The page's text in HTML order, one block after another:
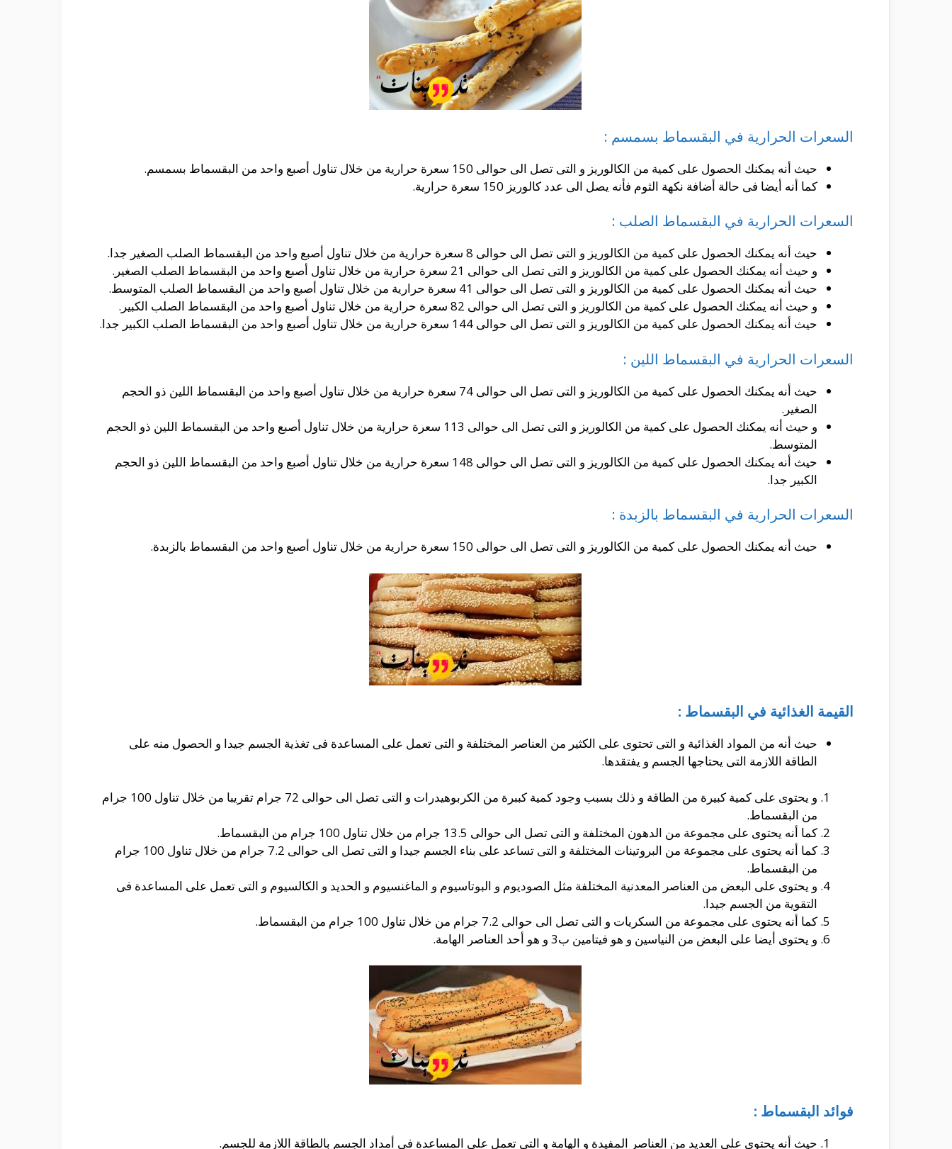
السعرات الحرارية في البقسماط بسمسم :
حيث أنه يمكنك الحصول على كمية من الكالوريز و التى تصل الى حوالى 150 سعرة حرارية من خلال تناول أصبع واحد من البقسماط بسمسم.
كما أنه أيضا فى حالة أضافة نكهة الثوم فأنه يصل الى عدد كالوريز 150 سعرة حرارية.
السعرات الحرارية في البقسماط الصلب :
حيث أنه يمكنك الحصول على كمية من الكالوريز و التى تصل الى حوالى 8 سعرة حرارية من خلال تناول أصبع واحد من البقسماط الصلب الصغير جدا.
و حيث أنه يمكنك الحصول على كمية من الكالوريز و التى تصل الى حوالى 21 سعرة حرارية من خلال تناول أصبع واحد من البقسماط الصلب الصغير.
حيث أنه يمكنك الحصول على كمية من الكالوريز و التى تصل الى حوالى 41 سعرة حرارية من خلال تناول أصبع واحد من البقسماط الصلب المتوسط.
و حيث أنه يمكنك الحصول على كمية من الكالوريز و التى تصل الى حوالى 82 سعرة حرارية من خلال تناول أصبع واحد من البقسماط الصلب الكبير.
حيث أنه يمكنك الحصول على كمية من الكالوريز و التى تصل الى حوالى 144 سعرة حرارية من خلال تناول أصبع واحد من البقسماط الصلب الكبير جدا.
السعرات الحرارية في البقسماط اللين :
حيث أنه يمكنك الحصول على كمية من الكالوريز و التى تصل الى حوالى 74 سعرة حرارية من خلال تناول أصبع واحد من البقسماط اللين ذو الحجم
الصغير.
و حيث أنه يمكنك الحصول على كمية من الكالوريز و التى تصل الى حوالى 113 سعرة حرارية من خلال تناول أصبع واحد من البقسماط اللين ذو الحجم
المتوسط.
حيث أنه يمكنك الحصول على كمية من الكالوريز و التى تصل الى حوالى 148 سعرة حرارية من خلال تناول أصبع واحد من البقسماط اللين ذو الحجم
الكبير جدا.
السعرات الحرارية في البقسماط بالزبدة :
حيث أنه يمكنك الحصول على كمية من الكالوريز و التى تصل الى حوالى 150 سعرة حرارية من خلال تناول أصبع واحد من البقسماط بالزبدة.
القيمة الغذائية في البقسماط :
حيث أنه من المواد الغذائية و التى تحتوى على الكثير من العناصر المختلفة و التى تعمل على المساعدة فى تغذية الجسم جيدا و الحصول منه على
الطاقة اللازمة التى يحتاجها الجسم و يفتقدها.
و يحتوى على كمية كبيرة من الطاقة و ذلك بسبب وجود كمية كببرة من الكربوهيدرات و التى تصل الى حوالى 72 جرام تقريبا من خلال تناول 100 جرام
من البقسماط.
كما أنه يحتوى على مجموعة من الدهون المختلفة و التى تصل الى حوالى 13.5 جرام من خلال تناول 100 جرام من البقسماط.
كما أنه يحتوى على مجموعة من البروتينات المختلفة و التى تساعد على بناء الجسم جيدا و التى تصل الى حوالى 7.2 جرام من خلال تناول 100 جرام
من البقسماط.
و يحتوى على البعض من العناصر المعدنية المختلفة مثل الصوديوم و البوتاسيوم و الماغنسيوم و الحديد و الكالسيوم و التى تعمل على المساعدة فى
التقوية من الجسم جيدا.
كما أنه يحتوى على مجموعة من السكريات و التى تصل الى حوالى 7.2 جرام من خلال تناول 100 جرام من البقسماط.
و يحتوى أيضا على البعض من النياسين و هو فيتامين ب3 و هو أحد العناصر الهامة.
فوائد البقسماط :
حيث أنه يحتوى على العديد من العناصر المفيدة و الهامة و التى تعمل على المساعدة فى أمداد الجسم بالطاقة اللازمة للجسم.